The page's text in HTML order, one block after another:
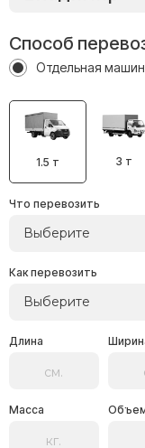
Способ
Отдельная
1.5 т 3 т
Что перевозить
Выберите
Как перевозить
Выберите
Длина
Масса